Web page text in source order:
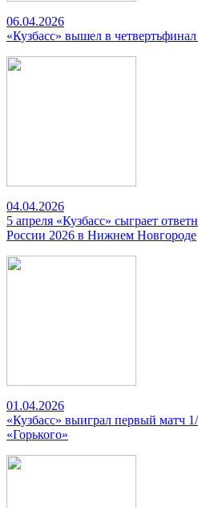
06.04.2026
«Кузбасс» вышел в
04.04.2026
5 апреля «Кузбасс» сыграет
России 2026 в Нижнем Новгороде
01.04.2026
«Кузбасс» выиграл первый матч
«Горького»